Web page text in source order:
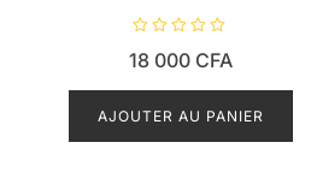
o
e
s
18 000 CFA
AJOUTER AU PANIER